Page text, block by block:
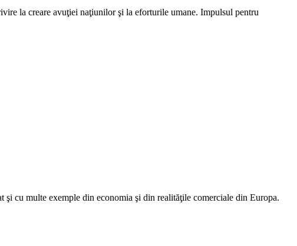
la creare avuţiei naţiunilor şi la eforturile umane. Impulsul pentru
şi cu multe exemple din economia şi din realităţile comerciale din Europa.